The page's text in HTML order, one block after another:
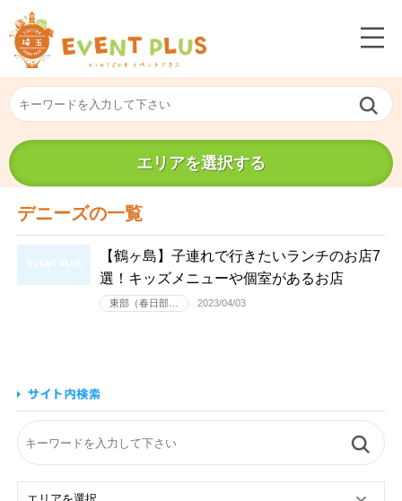
エリアを選択する
デニーズの一覧
【鶴ヶ島】子連れで行きたいランチのお店7
選！キッズメニューや個室があるお店
東部（春日部… 2023/04/03